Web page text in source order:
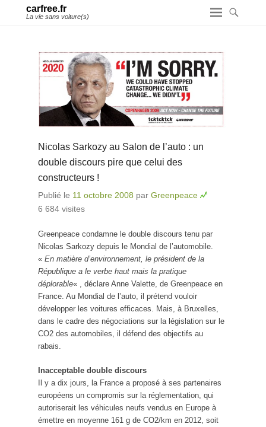
carfree.fr
La vie sans voiture(s)
Nicolas Sarkozy au Salon de l’auto : un
double discours pire que celui des
constructeurs !
Publié le 11 octobre 2008 par Greenpeace
6 684 visites
Greenpeace condamne le double discours tenu par
Nicolas Sarkozy depuis le Mondial de l’automobile.
« En matière d’environnement, le président de la
République a le verbe haut mais la pratique
déplorable« , déclare Anne Valette, de Greenpeace en
France. Au Mondial de l’auto, il prétend vouloir
développer les voitures efficaces. Mais, à Bruxelles,
dans le cadre des négociations sur la législation sur le
CO2 des automobiles, il défend des objectifs au
rabais.
Inacceptable double discours
Il y a dix jours, la France a proposé à ses partenaires
européens un compromis sur la réglementation, qui
autoriserait les véhicules neufs vendus en Europe à
émettre en moyenne 161 g de CO2/km en 2012, soit